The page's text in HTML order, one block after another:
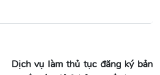
Dịch vụ làm thủ tục đăng ký bản